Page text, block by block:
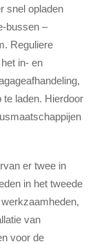
snel opladen
bussen –
Reguliere
in- en
te laden. Hierdoor
er twee in
in het tweede
van
voor de